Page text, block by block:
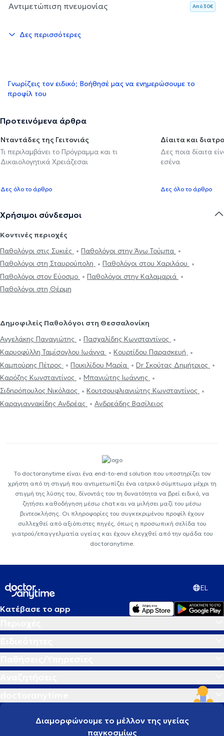
Αντιμετώπιση πνευμονίας Aπό 30€
Δες περισσότερες
Γνωρίζεις τον ειδικό; Βοήθησέ μας να ενημερώσουμε το
προφίλ του
Προτεινόμενα άρθρα
Νταντάδες της Γειτονιάς
Τι περιλαμβάνει το Πρόγραμμα και τι
Δικαιολογητικά Χρειάζεσαι
Δες όλο το άρθρο
Δίαιτα και
Δες ποια δίαιτα
εσένα
Δες όλο το άρθρο
Χρήσιμοι σύνδεσμοι
Κοντινές περιοχές
Παθολόγοι στις Συκιές
Παθολόγοι στην Άνω Τούμπα
Παθολόγοι στη Σταυρούπολη
Παθολόγοι στου Χαριλάου
Παθολόγοι στον Εύοσμο
Παθολόγοι στην Καλαμαριά
Παθολόγοι στη Θέρμη
Δημοφιλείς Παθολόγοι στη Θεσσαλονίκη
Αγγελάκης Παναγιώτης
Πασχαλίδης Κωνσταντίνος
Καρυοφύλλη Ταμίσογλου Ιωάννα
Κουρτίδου Παρασκευή
Καμπούρης Πέτρος
Ποικιλίδου Μαρία
Dr Σκούτας Δημήτριος
Καρόζης Κωνσταντίνος
Μπανιώτης Ιωάννης
Σιδηρόπουλος Νικόλαος
Κουτσουφλιανιώτης Κωνσταντίνος
Καραγιαννακίδης Ανδρέας
Ανδρεάδης Βασίλειος
Το doctoranytime είναι ένα end-to-end solution που υποστηρίζει τον
χρήστη από τη στιγμή που αντιμετωπίζει ένα ιατρικό σύμπτωμα μέχρι τη
στιγμή της λύσης του, δίνοντάς του τη δυνατότητα να βρεί ειδικό, να
ζητήσει καθοδήγηση μέσω chat και να μιλήσει μαζί του μέσω
βιντεοκλήσης. Οι πληροφορίες του συγκεκριμένου προφίλ έχουν
συλλεχθεί από αξιόπιστες πηγές, όπως η προσωπική σελίδα του
γιατρού/επαγγελματία υγείας και έχουν ελεγχθεί από την ομάδα του
doctoranytime.
EL
Κατέβασε το app
Διαμορφώνουμε το μέλλον της υγείας
παγκοσμίως